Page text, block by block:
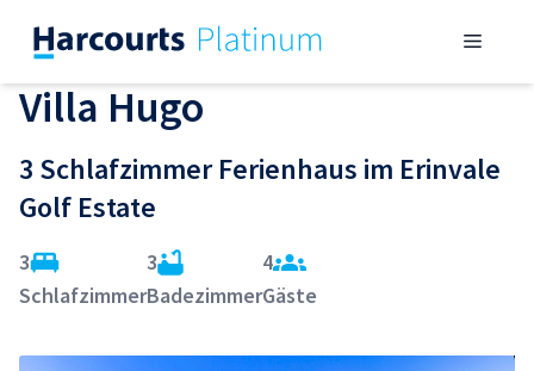
Inhalt
springen
Menü
Villa Hugo
3 Schlafzimmer Ferienhaus im Erinvale
Golf Estate
3
Schlafzimmer
3
Badezimmer
4
Gäste